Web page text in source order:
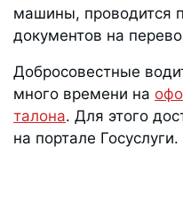
машины, проводится
документов на
Добросовестные
много времени на
талона. Для этого
на портале Госуслуги.